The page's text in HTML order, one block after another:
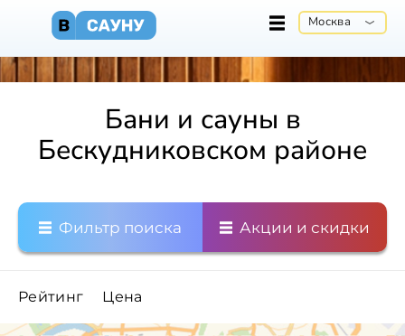
Москва
Бани и сауны в
Бескудниковском районе
Фильтр поиска Акции и скидки
Рейтинг Цена